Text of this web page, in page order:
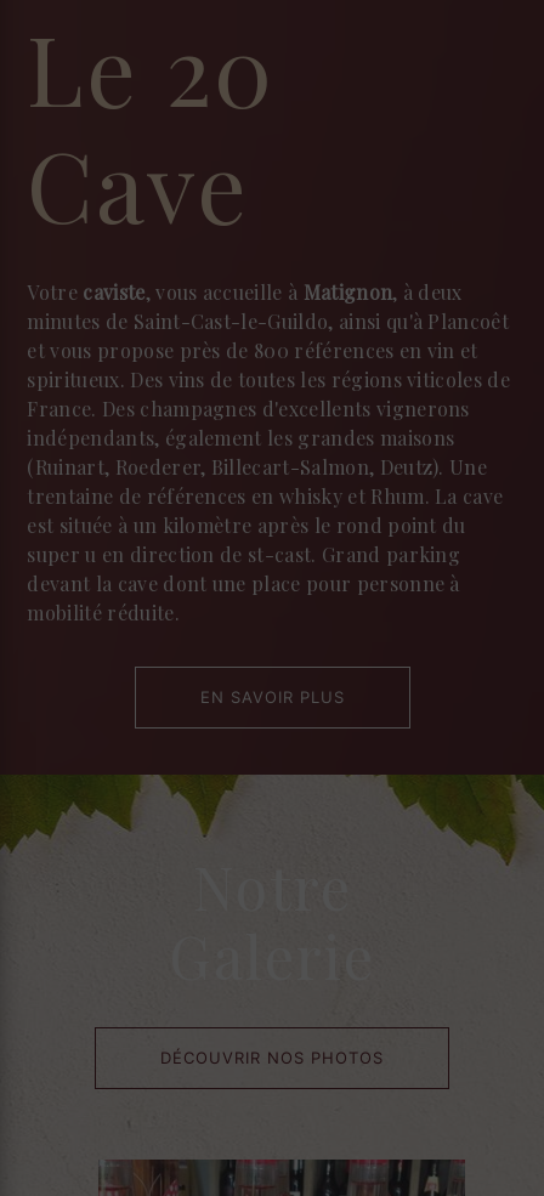
Le 20
Cave
Votre caviste, vous accueille à Matignon, à deux
minutes de Saint-Cast-le-Guildo, ainsi qu'à Plancoêt
et vous propose près de 800 références en vin et
spiritueux. Des vins de toutes les régions viticoles de
France. Des champagnes d'excellents vignerons
indépendants, également les grandes maisons
(Ruinart, Roederer, Billecart-Salmon, Deutz). Une
trentaine de références en whisky et Rhum. La cave
est située à un kilomètre après le rond point du
super u en direction de st-cast. Grand parking
devant la cave dont une place pour personne à
mobilité réduite.
EN SAVOIR PLUS
DÉCOUVRIR NOS PHOTOS